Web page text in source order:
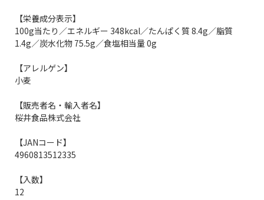
【栄養成分表示】
100g当たり／エネルギー 348kcal／たんぱく質 8.4g／脂質
1.4g／炭水化物 75.5g／食塩相当量 0g
【アレルゲン】
小麦
【販売者名・輸入者名】
桜井食品株式会社
【JANコード】
4960813512335
【入数】
12